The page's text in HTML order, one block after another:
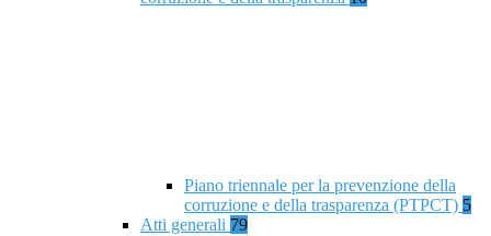
Piano triennale per la prevenzione della
corruzione e della trasparenza (PTPCT) 5
Atti generali 79